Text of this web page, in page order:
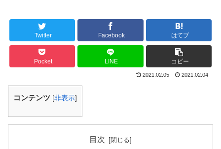
Twitter Facebook はてブ
Pocket LINE コピー
2021.02.05 2021.02.04
コンテンツ [非表示]
目次